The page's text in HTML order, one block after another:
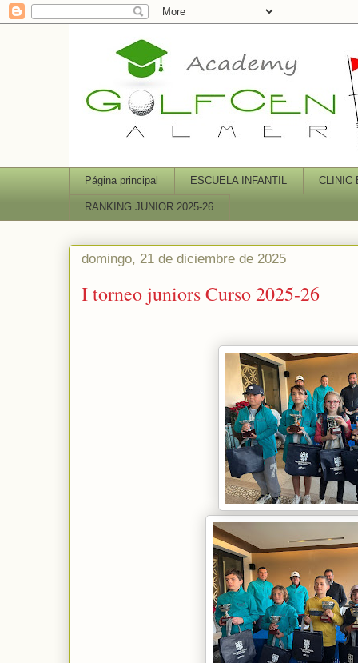
Página principal ESCUELA INFANTIL CLINIC
RANKING JUNIOR 2025-26
domingo, 21 de diciembre de 2025
I torneo juniors Curso 2025-26